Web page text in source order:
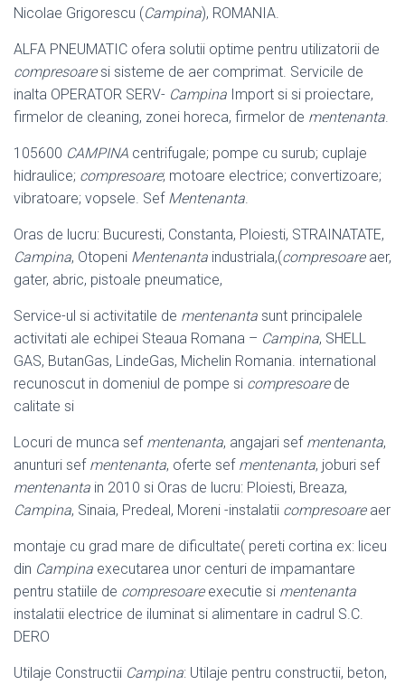
Nicolae Grigorescu (Campina), ROMANIA.
ALFA PNEUMATIC ofera solutii optime pentru utilizatorii de
compresoaresi sisteme de aer comprimat. Servicile de
inalta OPERATOR SERV- Campina Import si si proiectare,
firmelor de cleaning, zonei horeca, firmelor de mentenanta.
105600 CAMPINA centrifugale; pompe cu surub; cuplaje
hidraulice; compresoare; motoare electrice; convertizoare;
vibratoare; vopsele. Sef Mentenanta.
Oras de lucru: Bucuresti, Constanta, Ploiesti, STRAINATATE,
Campina, Otopeni Mentenanta industriala,(compresoareaer,
gater, abric, pistoale pneumatice,
Service-ul si activitatile de mentenanta sunt principalele
activitati ale echipei Steaua Romana – Campina, SHELL
GAS, ButanGas, LindeGas, Michelin Romania. international
recunoscut in domeniul de pompe si compresoarede
calitate si
Locuri de munca sef mentenanta, angajari sef mentenanta,
anunturi sef mentenanta, oferte sef mentenanta, joburi sef
mentenanta in 2010 si Oras de lucru: Ploiesti, Breaza,
Campina, Sinaia, Predeal, Moreni -instalatii compresoareaer
montaje cu grad mare de dificultate( pereti cortina ex: liceu
din Campina executarea unor centuri de impamantare
pentru statiile de compresoareexecutie si mentenanta
instalatii electrice de iluminat si alimentare in cadrul S.C.
DERO
Utilaje Constructii Campina: Utilaje pentru constructii, beton,